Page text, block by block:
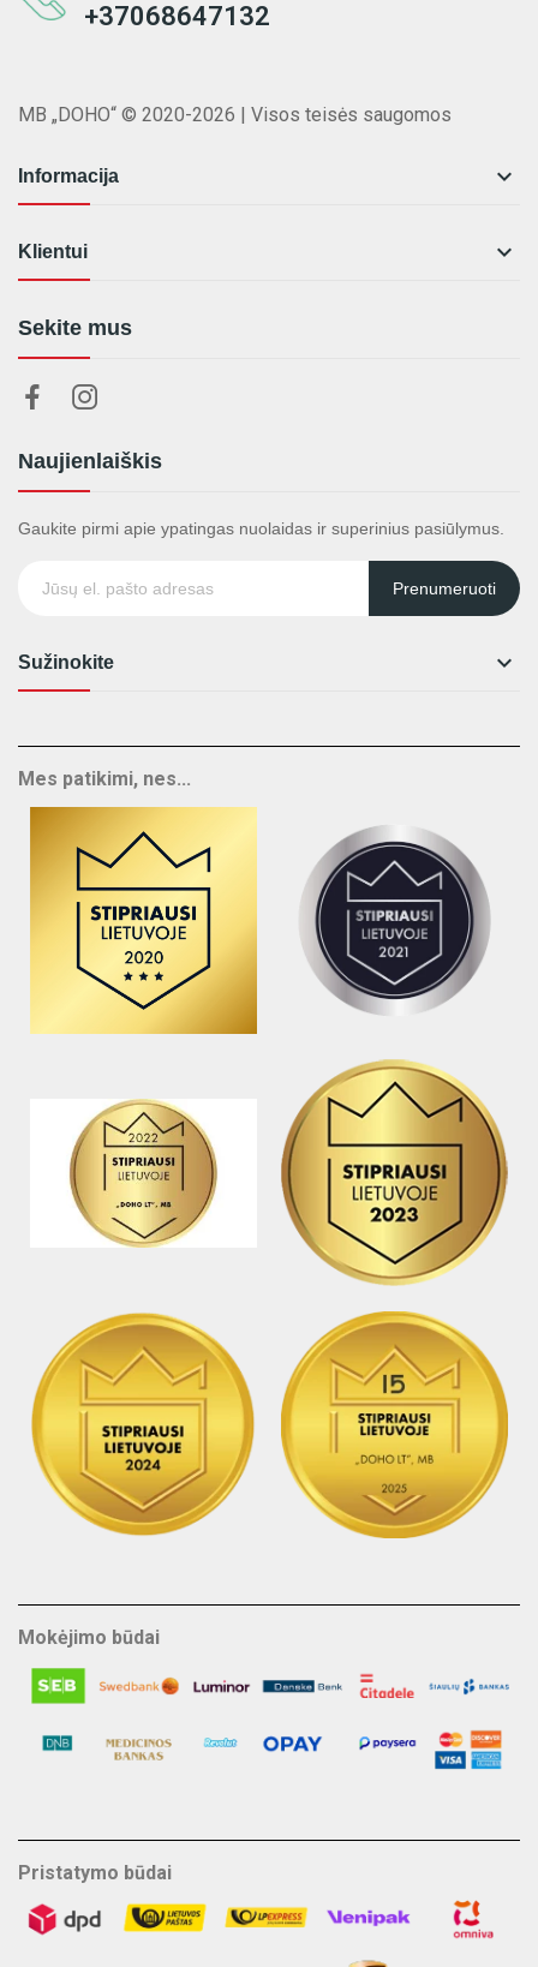
+37068647132
MB „DOHO“ © 2020-2026 | Visos teisės saugomos
Informacija 
Klientui 
Sekite mus
Naujienlaiškis
Gaukite pirmi apie ypatingas nuolaidas ir superinius pasiūlymus.
Prenumeruoti
Sužinokite 
Mes patikimi, nes...
Mokėjimo būdai
Pristatymo būdai